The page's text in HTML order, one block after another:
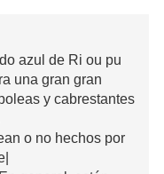
azul de Ri ou pu
una gran gran
y cabrestantes
o no hechos por